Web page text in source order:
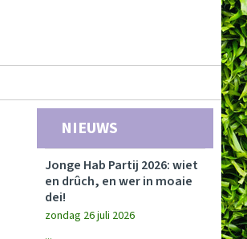
NIEUWS
Jonge Hab Partij 2026: wiet
en drûch, en wer in moaie
dei!
zondag 26 juli 2026